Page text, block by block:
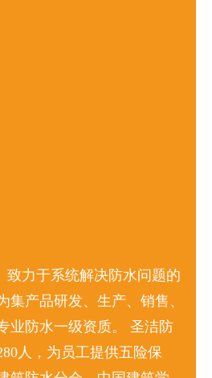
致力于系统解决防水问题的
产品研发、生产、销售、
业防水一级资质。 圣洁防
人，为员工提供五险保